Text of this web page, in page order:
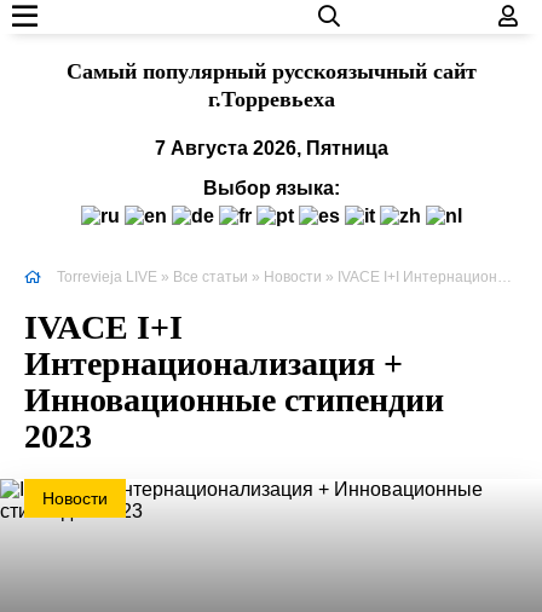
Cамый популярный русскоязычный сайт
г.Торревьеха
7 Августа 2026, Пятница
Выбор языка:
Torrevieja LIVE » Все статьи » Новости » IVACE I+I Интернационализация + Инновационные стипендии 2023
IVACE I+I
Интернационализация +
Инновационные стипендии
2023
Новости